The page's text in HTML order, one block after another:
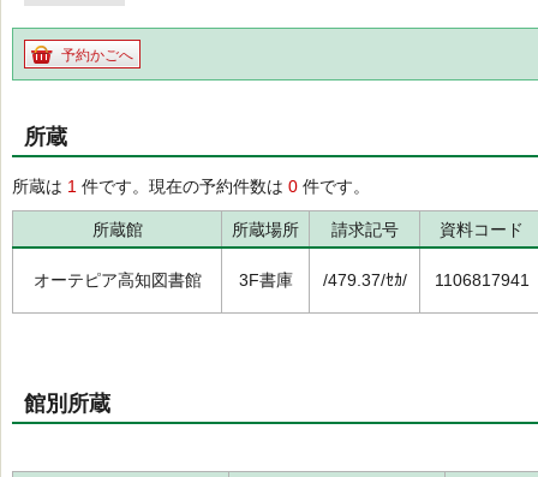
予約かごへ
所蔵
所蔵は 1 件です。現在の予約件数は 0 件です。
所蔵館 所蔵場所 請求記号 資料コード
オーテピア高知図書館 3F書庫 /479.37/ｾｶ/ 1106817941
館別所蔵